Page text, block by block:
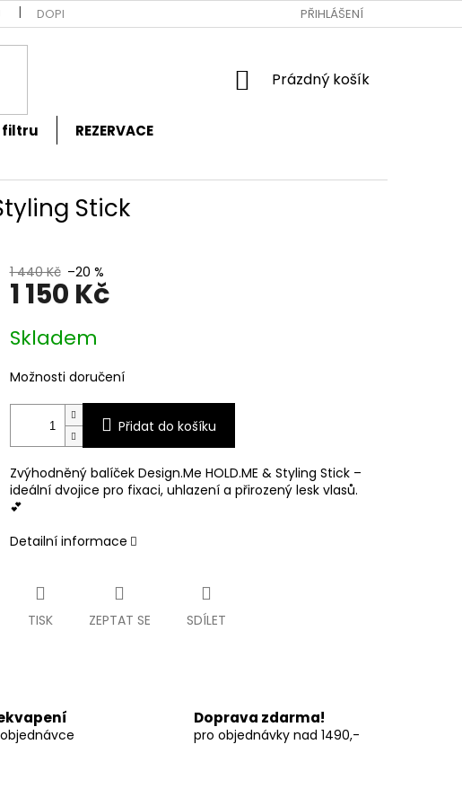
DOPRAVA A PLATBA OBCHODNÍ PODMÍNKY
PŘIHLÁŠENÍ
NÁKUPNÍ
Prázdný košík
filtru REZERVACE
Stick
1 440 Kč –20 %
1 150 Kč
cena:
Skladem
Možnosti doručení
Přidat do košíku
Zvýhodněný balíček Design.Me HOLD.ME & Styling Stick –
ideální dvojice pro fixaci, uhlazení a přirozený lesk vlasů.
💕
Detailní informace
TISK ZEPTAT SE SDÍLET
Doprava zdarma!
pro objednávky nad 1490,-